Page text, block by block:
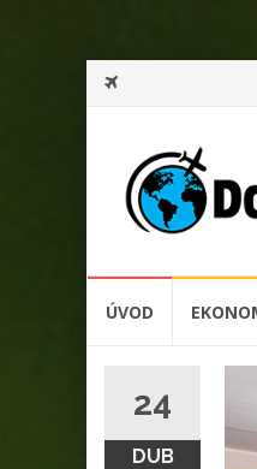
ÚVOD
24
DUB